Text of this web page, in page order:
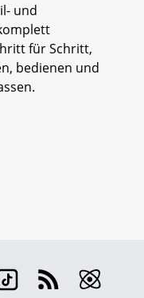
und
für Schritt,
bedienen und